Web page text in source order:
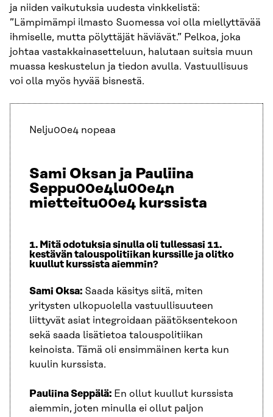
ja niiden vaikutuksia uudesta vinkkelistä:
”Lämpimämpi ilmasto Suomessa voi olla miellyttävää
ihmiselle, mutta pölyttäjät häviävät.” Pelkoa, joka
johtaa vastakkainasetteluun, halutaan suitsia muun
muassa keskustelun ja tiedon avulla. Vastuullisuus
voi olla myös hyvää bisnestä.
Nelju00e4 nopeaa
Sami Oksan ja Pauliina
Seppu00e4lu00e4n
mietteitu00e4 kurssista
1. Mitä odotuksia sinulla oli tullessasi 11.
kestävän talouspolitiikan kurssille ja olitko
kuullut kurssista aiemmin?
Sami Oksa: Saada käsitys siitä, miten
yritysten ulkopuolella vastuullisuuteen
liittyvät asiat integroidaan päätöksentekoon
sekä saada lisätietoa talouspolitiikan
keinoista. Tämä oli ensimmäinen kerta kun
kuulin kurssista.
Pauliina Seppälä: En ollut kuullut kurssista
aiemmin, joten minulla ei ollut paljon